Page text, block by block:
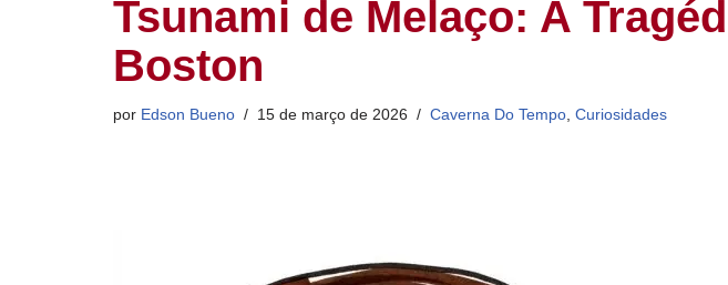
Tsunami de Melaço: A
Boston
por Edson Bueno 15 de março de 2026 Caverna Do Tempo Curiosidades